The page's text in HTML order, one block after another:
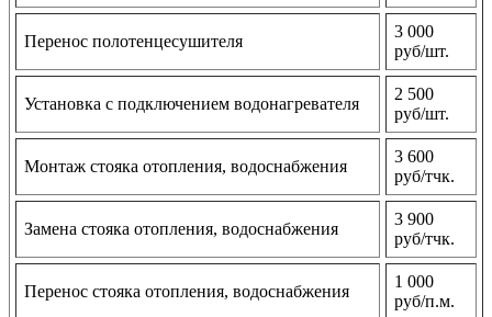
Перенос полотенцесушителя
3 000
руб/шт.
Установка с подключением водонагревателя
2 500
руб/шт.
Монтаж стояка отопления, водоснабжения
3 600
руб/тчк.
Замена стояка отопления, водоснабжения
3 900
руб/тчк.
Перенос стояка отопления, водоснабжения
1 000
руб/п.м.